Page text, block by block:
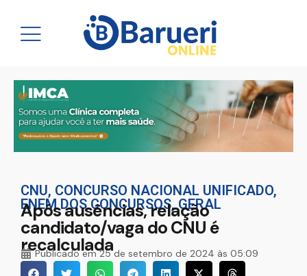
CNU, CONCURSO NACIONAL UNIFICADO,
ENEM DOS CONCURSOS,GERAL
Após ausências, relação
candidato/vaga do CNU é
recalculada
Publicado em25 de setembro de 2024 às 05:09